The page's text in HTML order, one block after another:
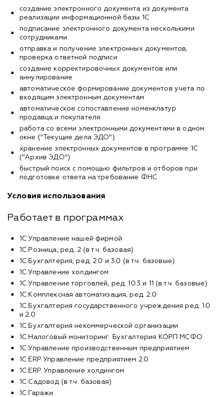
создание электронного документа из документа
реализации информационной базы 1С
подписание электронного документа несколькими
сотрудниками
отправка и получение электронных документов,
проверка ответной подписи
создание корректировочных документов или
аннулирование
автоматическое формирование документов учета по
входящим электронным документам
автоматическое сопоставление номенклатур
продавца и покупателя
работа со всеми электронными документами в одном
окне ("Текущие дела ЭДО")
хранение электронных документов в программе 1С
("Архив ЭДО")
быстрый поиск с помощью фильтров и отборов при
подготовке ответа на требование ФНС
Условия использования
Работает в программах
1C:Управление нашей фирмой
1С:Розница, ред. 2 (в т.ч. базовая)
1С:Бухгалтерия, ред. 2.0 и 3.0 (в т.ч. базовые)
1C:Управление холдингом
1С:Управление торговлей, ред. 10.3 и 11 (в т.ч. базовые)
1С:Комплексная автоматизация, ред. 2.0
1С:Бухгалтерия государственного учреждения ред. 1.0
и 2.0
1С:Бухгалтерия некоммерческой организации
1С:Налоговый мониторинг. Бухгалтерия КОРП МСФО
1С:Управление производственным предприятием
1C:ERP Управление предприятием 2.0
1С:ERP. Управление холдингом
1С:Садовод (в т.ч. базовая)
1С:Гаражи